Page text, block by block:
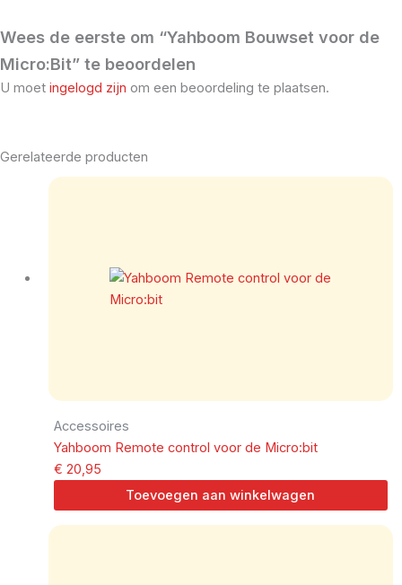
Wees de eerste om “Yahboom Bouwset voor de
Micro:Bit” te beoordelen
U moet ingelogd zijn om een beoordeling te plaatsen.
Gerelateerde producten
Accessoires
Yahboom Remote control voor de Micro:bit
€ 20,95
Toevoegen aan winkelwagen